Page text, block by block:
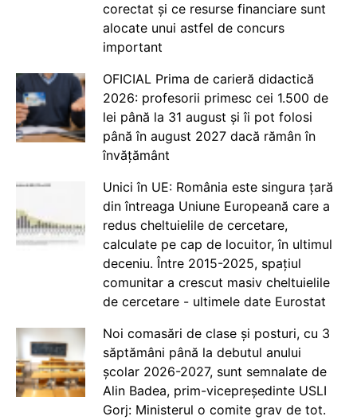
corectat și ce resurse financiare sunt
alocate unui astfel de concurs
important
OFICIAL Prima de carieră didactică
2026: profesorii primesc cei 1.500 de
lei până la 31 august și îi pot folosi
până în august 2027 dacă rămân în
învățământ
Unici în UE: România este singura țară
din întreaga Uniune Europeană care a
redus cheltuielile de cercetare,
calculate pe cap de locuitor, în ultimul
deceniu. Între 2015-2025, spațiul
comunitar a crescut masiv cheltuielile
de cercetare - ultimele date Eurostat
Noi comasări de clase și posturi, cu 3
săptămâni până la debutul anului
școlar 2026-2027, sunt semnalate de
Alin Badea, prim-vicepreședinte USLI
Gorj: Ministerul o comite grav de tot.